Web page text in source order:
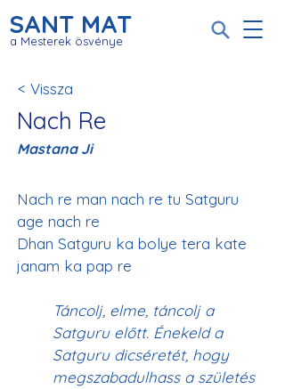
SANT MAT
a Mesterek ösvénye
< Vissza
Nach Re
Mastana Ji
Nach re man nach re tu Satguru
age nach re
Dhan Satguru ka bolye tera kate
Táncolj, elme, táncolj a
Satguru előtt. Énekeld a
Satguru dicséretét, hogy
megszabadulhass a születés